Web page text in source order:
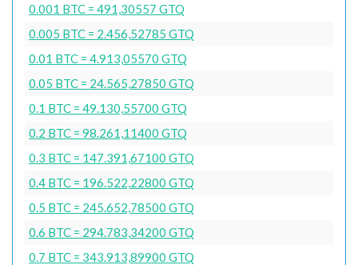
0.001 BTC = 491,30557 GTQ
0.005 BTC = 2.456,52785 GTQ
0.01 BTC = 4.913,05570 GTQ
0.05 BTC = 24.565,27850 GTQ
0.1 BTC = 49.130,55700 GTQ
0.2 BTC = 98.261,11400 GTQ
0.3 BTC = 147.391,67100 GTQ
0.4 BTC = 196.522,22800 GTQ
0.5 BTC = 245.652,78500 GTQ
0.6 BTC = 294.783,34200 GTQ
0.7 BTC = 343.913,89900 GTQ